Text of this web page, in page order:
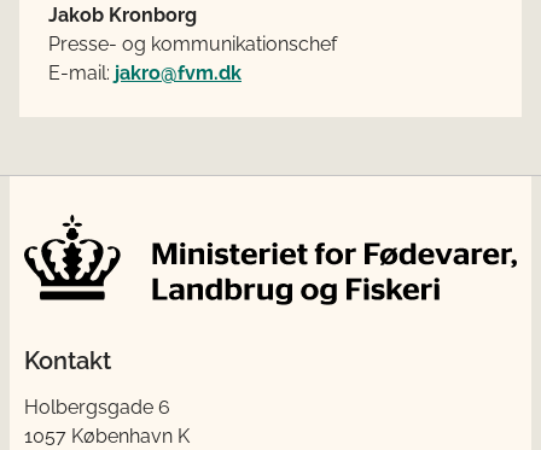
Jakob Kronborg
Presse- og kommunikationschef
E-mail: jakro@fvm.dk
Kontakt
Holbergsgade 6
1057 København K